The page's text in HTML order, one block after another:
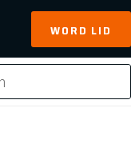
WORD LID